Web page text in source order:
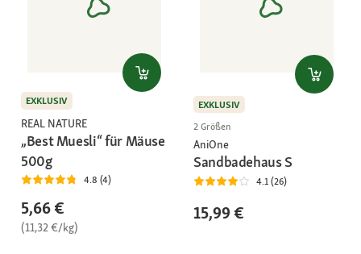
EXKLUSIV
REAL NATURE
„Best Muesli“ für Mäuse
500g
4.8 (4)
5,66 €
(11,32 €/kg)
EXKLUSIV
2 Größen
AniOne
Sandbadehaus S
4.1 (26)
15,99 €